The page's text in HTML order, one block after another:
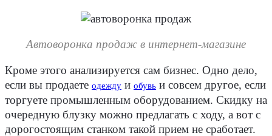
Автоворонка продаж в интернет-магазине
Кроме этого анализируется сам бизнес. Одно дело,
если вы продаете одежду и обувь и совсем другое, если
торгуете промышленным оборудованием. Скидку на
очередную блузку можно предлагать с ходу, а вот с
дорогостоящим станком такой прием не сработает.